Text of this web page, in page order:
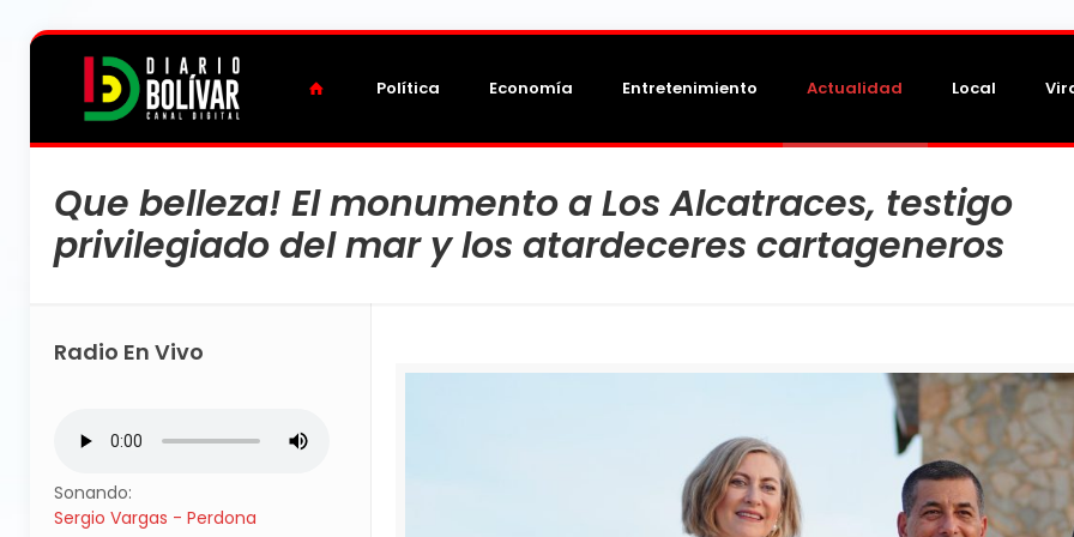
Política Economía Entretenimiento Actualidad Local
Que belleza! El monumento a Los Alcatraces, testigo
privilegiado del mar y los atardeceres cartageneros
Radio En Vivo
Sonando:
Sergio Vargas - Perdona